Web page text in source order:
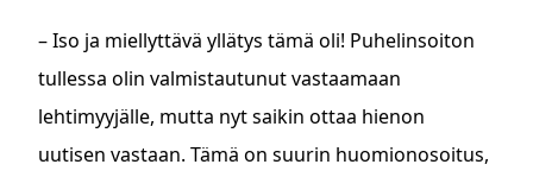
– Iso ja miellyttävä yllätys tämä oli! Puhelinsoiton
tullessa olin valmistautunut vastaamaan
lehtimyyjälle, mutta nyt saikin ottaa hienon
uutisen vastaan. Tämä on suurin huomionosoitus,